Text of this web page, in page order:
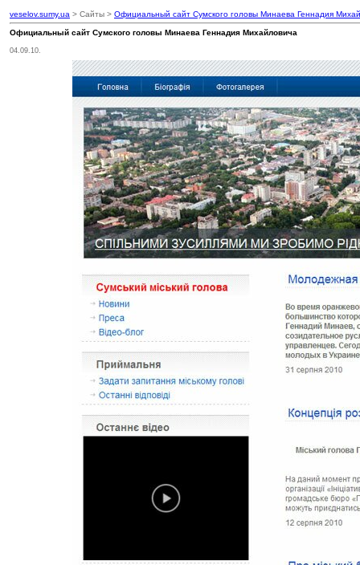
veselov.sumy.ua > Cайты > Официальный сайт Сумского головы Минаева Геннадия
Официальный сайт Сумского головы Минаева Геннадия Михайловича
04.09.10.